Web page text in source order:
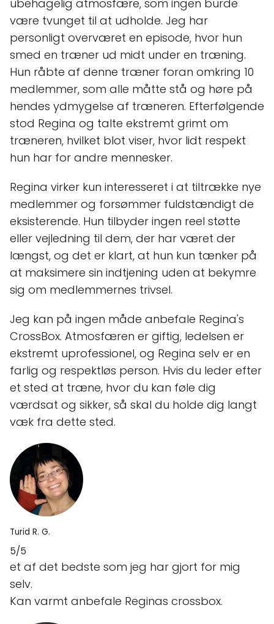
ubehagelig atmosfære, som ingen burde
være tvunget til at udholde. Jeg har
personligt overværet en episode, hvor hun
smed en træner ud midt under en træning.
Hun råbte af denne træner foran omkring 10
medlemmer, som alle måtte stå og høre på
hendes ydmygelse af træneren. Efterfølgende
stod Regina og talte ekstremt grimt om
træneren, hvilket blot viser, hvor lidt respekt
hun har for andre mennesker.
Regina virker kun interesseret i at tiltrække nye
medlemmer og forsømmer fuldstændigt de
eksisterende. Hun tilbyder ingen reel støtte
eller vejledning til dem, der har været der
længst, og det er klart, at hun kun tænker på
at maksimere sin indtjening uden at bekymre
sig om medlemmernes trivsel.
Jeg kan på ingen måde anbefale Regina's
CrossBox. Atmosfæren er giftig, ledelsen er
ekstremt uprofessionel, og Regina selv er en
farlig og respektløs person. Hvis du leder efter
et sted at træne, hvor du kan føle dig
værdsat og sikker, så skal du holde dig langt
væk fra dette sted.
Turid R. G.
5/5
et af det bedste som jeg har gjort for mig
selv.
Kan varmt anbefale Reginas crossbox.